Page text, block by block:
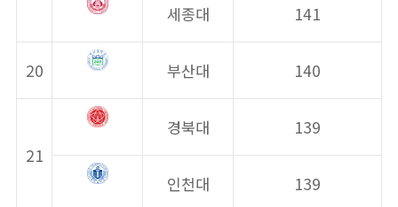
세종대 141
20 부산대 140
21
경북대 139
인천대 139